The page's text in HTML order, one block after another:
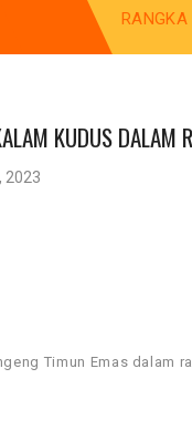
KUDUS
2023
Timun Emas dalam